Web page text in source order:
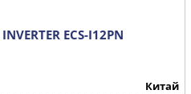
ECS-I12PN
Китай